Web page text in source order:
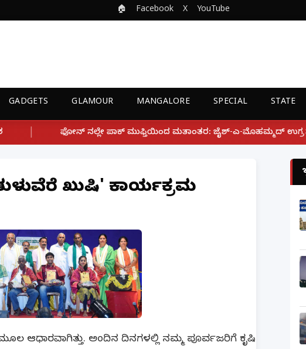
🏠 Facebook X YouTube
GADGETS GLAMOUR MANGALORE SPECIAL STATE
ಪಾಕ್ ಮುಫ್ತಿಯಿಂದ ಮತಾಂತರ: ಜೈಶ್-ಎ-ಮೊಹಮ್ಮದ್ ಉಗ್ರ ಸಂಘಟನೆ ಜೊತೆ ಲಿಂಕ್
ತುಳುವೆರೆ ಖುಷಿ' ಕಾರ್ಯಕ್ರಮ
ಆಧಾರವಾಗಿತ್ತು. ಅಂದಿನ ದಿನಗಳಲ್ಲಿ ನಮ್ಮ ಪೂರ್ವಜರಿಗೆ ಕೃಷಿ